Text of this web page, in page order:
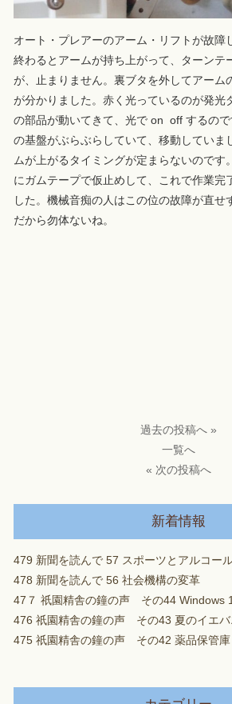
オート・プレアーのアーム・リフトが故障
終わるとアームが持ち上がって、ターンテ
が、止まりません。裏ブタを外してアーム
が分かりました。赤く光っているのが発光
の部品が動いてきて、光で on off するの
の基盤がぶらぶらしていて、移動していま
ムが上がるタイミングが定まらないのです
にガムテープで仮止めして、これで作業完
した。機械音痴の人はこの位の故障が直せ
だから勿体ないね。
過去の投稿へ »
一覧へ
« 次の投稿へ
新着情報
479 新聞を読んで 57 スポーツとアルコー
478 新聞を読んで 56 社会機構の変革
47７ 祇園精舎の鐘の声 その44 Windows
476 祇園精舎の鐘の声 その43 夏のイエバ
475 祇園精舎の鐘の声 その42 薬品保管庫